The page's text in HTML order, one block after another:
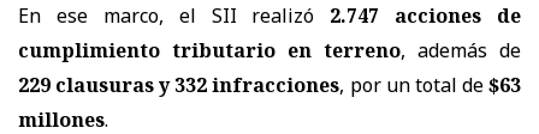
En ese marco, el SII realizó 2.747 acciones de
cumplimiento tributario en terreno, además de
229 clausuras y 332 infracciones, por un total de$63
millones.